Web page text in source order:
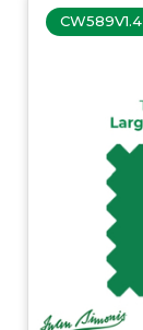
CW589V1.4